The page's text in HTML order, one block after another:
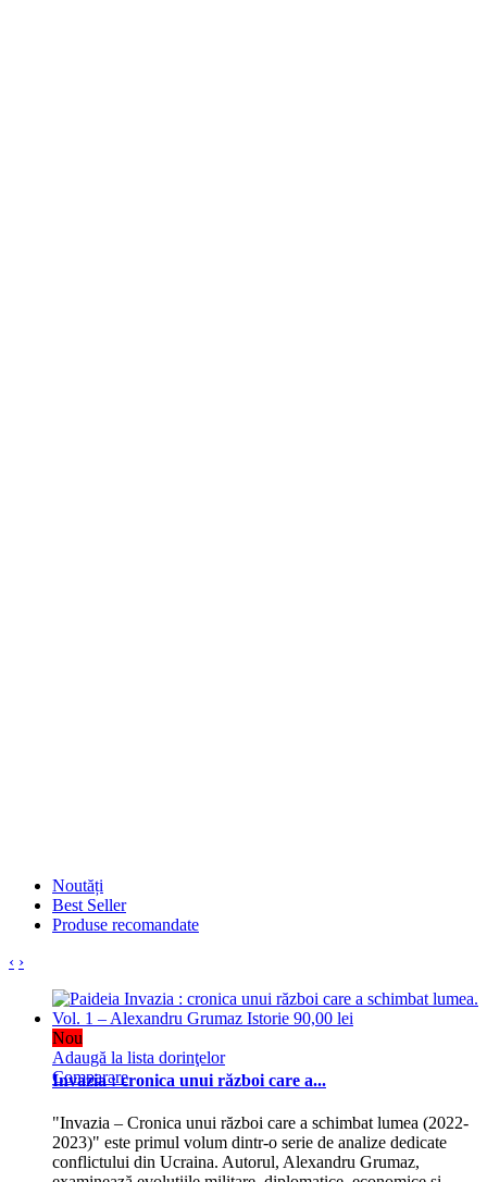
Noutăți
Best Seller
Produse recomandate
‹ ›
Nou
Adaugă la lista dorinţelor
Comparare
Invazia : cronica unui război care a...
"Invazia – Cronica unui război care a schimbat lumea (2022-
2023)" este primul volum dintr-o serie de analize dedicate
conflictului din Ucraina. Autorul, Alexandru Grumaz,